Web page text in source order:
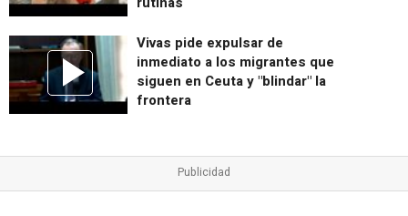
Vivas pide expulsar de
inmediato a los migrantes que
siguen en Ceuta y "blindar" la
frontera